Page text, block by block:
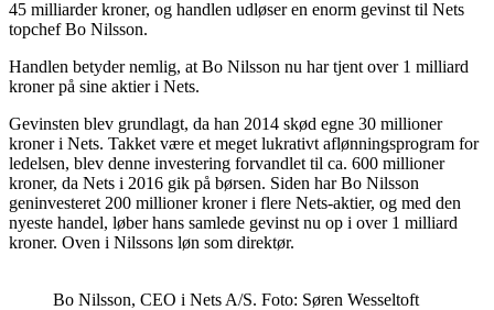
45 milliarder kroner, og handlen udløser en enorm gevinst til Nets
topchef Bo Nilsson.
Handlen betyder nemlig, at Bo Nilsson nu har tjent over 1 milliard
kroner på sine aktier i Nets.
Gevinsten blev grundlagt, da han 2014 skød egne 30 millioner
kroner i Nets. Takket være et meget lukrativt aflønningsprogram for
ledelsen, blev denne investering forvandlet til ca. 600 millioner
kroner, da Nets i 2016 gik på børsen. Siden har Bo Nilsson
geninvesteret 200 millioner kroner i flere Nets-aktier, og med den
nyeste handel, løber hans samlede gevinst nu op i over 1 milliard
kroner. Oven i Nilssons løn som direktør.
Bo Nilsson, CEO i Nets A/S. Foto: Søren Wesseltoft